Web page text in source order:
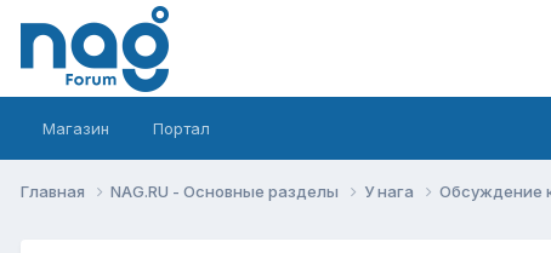
Магазин Портал
Главная NAG.RU - Основные разделы У нага Обсуждение